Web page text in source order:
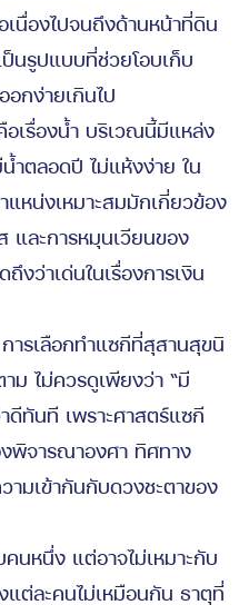
เนื่องไปจนถึงด้านหน้าที่ดิน
นรูปแบบที่ช่วยโอบเก็บ
กง่ายเกินไป
เรื่องน้ำ บริเวณนี้มีแหล่ง
ำตลอดปี ไม่แห้งง่าย ใน
หน่งเหมาะสมมักเกี่ยวข้อง
และการหมุนเวียนของ
ว่าเด่นในเรื่องการเงิน
ารเลือกทำแซกีที่สุสานสุขนิ
ม ไม่ควรดูเพียงว่า “มี
ดีทันที เพราะศาสตร์แซกี
พิจารณาองศา ทิศทาง
มเข้ากันกับดวงชะตาของ
นหนึ่ง แต่อาจไม่เหมาะกับ
ต่ละคนไม่เหมือนกัน ธาตุที่